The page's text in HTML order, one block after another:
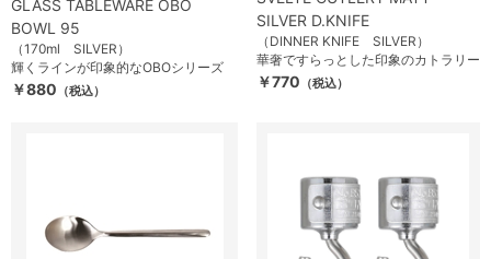
GLASS TABLEWARE OBO
BOWL 95
（170ml SILVER）
輝くラインが印象的なOBOシリーズ
￥880 （税込）
SILVER D.KNIFE
（DINNER KNIFE SILVER）
華奢ですらっとした印象のカトラリー
￥770 （税込）